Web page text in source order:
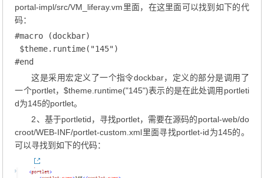
portal-impl/src/VM_liferay.vm里面，在这里面可以找到如下的代
码：
#macro (dockbar)
$theme.runtime("145")
#end
这是采用宏定义了一个指令dockbar，定义的部分是调用了
一个portlet，$theme.runtime("145")表示的是在此处调用portleti
d为145的portlet。
2、基于portletid，寻找portlet，需要在源码的portal-web/do
croot/WEB-INF/portlet-custom.xml里面寻找portlet-id为145的。
可以寻找到如下的代码：